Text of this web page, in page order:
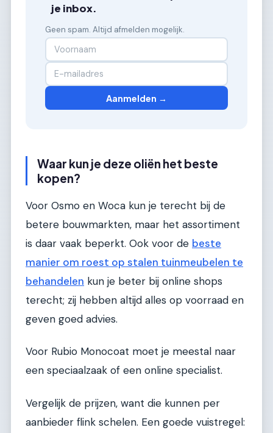
je inbox.
Geen spam. Altijd afmelden mogelijk.
Aanmelden →
Waar kun je deze oliën het beste
kopen?
Voor Osmo en Woca kun je terecht bij de
betere bouwmarkten, maar het assortiment
is daar vaak beperkt. Ook voor de beste
manier om roest op stalen tuinmeubelen te
behandelen kun je beter bij online shops
terecht; zij hebben altijd alles op voorraad en
geven goed advies.
Voor Rubio Monocoat moet je meestal naar
een speciaalzaak of een online specialist.
Vergelijk de prijzen, want die kunnen per
aanbieder flink schelen. Een goede vuistregel: